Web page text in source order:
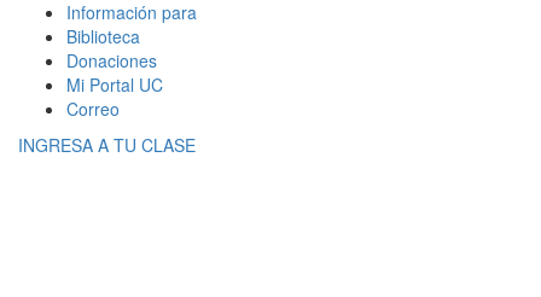
Información para
Biblioteca
Donaciones
Mi Portal UC
Correo
INGRESA A TU CLASE